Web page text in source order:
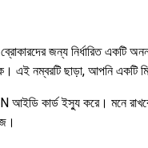
ব্রোকারদের জন্য নির্ধারিত
ছাড়া, আপনি একটি
কার্ড ইস্যু করে। মনে